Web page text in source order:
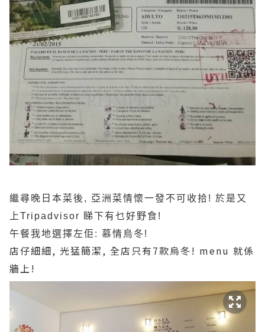
繼尋晚日本菜後, 亞洲菜情懷一發不可收拾! 於是又
上Tripadvisor 睇下有乜好野食!
午餐我地選擇左佢: 慕情烏冬!
店仔細細, 光猛簡潔, 全店只有7款烏冬! menu 就係
牆上!